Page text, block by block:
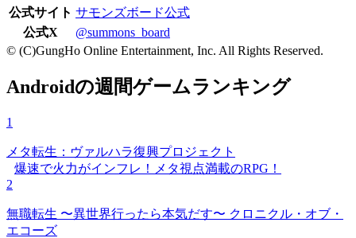
公式サイト サモンズボード公式
公式X
@summons_board
© (C)GungHo Online Entertainment, Inc. All Rights Reserved.
Androidの週間ゲームランキング
1
メタ転生：ヴァルハラ復興プロジェクト
爆速で火力がインフレ！メタ視点満載のRPG！
2
無職転生 〜異世界行ったら本気だす〜 クロニクル・オブ・
エコーズ